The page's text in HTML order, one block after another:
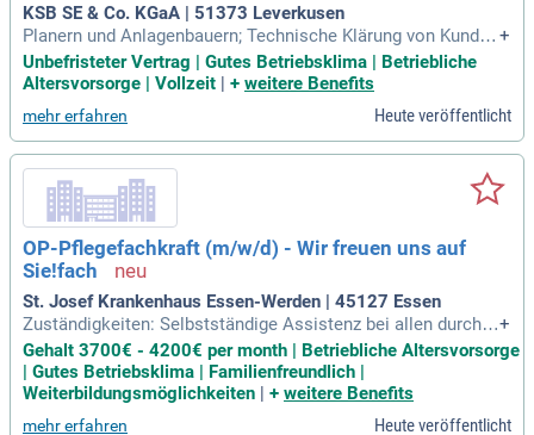
KSB SE & Co. KGaA | 51373 Leverkusen
Planern und Anlagenbauern; Technische Klärung von Kunden
anforderungen mit Herstellern und internen Fachabteilunge
n; Analyse von Markt- und Projektpotenzialen in der Region;
Bei administrativen Routinetätigkeiten unterstützt Dich unse
r KI-Assistent.
+
Unbefristeter Vertrag | Gutes Betriebsklima | Betriebliche
Altersvorsorge | Vollzeit | + weitere Benefits
mehr erfahren Heute veröffentlicht
OP-Pflegefachkraft (m/w/d) - Wir freuen uns auf
Sie!fach
St. Josef Krankenhaus Essen-Werden | 45127 Essen
Zuständigkeiten: Selbstständige Assistenz bei allen durchzu
führenden Operationen; :innentätigkeit bei allen durchzuführ
enden Operationen; Übernahme aller anfallenden Tätigkeiten
einer OP-Pflegefachkraft. Bewirb dich jetzt!
+
Gehalt 3700€ - 4200€ per month | Betriebliche Altersvorsorge
| Gutes Betriebsklima | Familienfreundlich |
Weiterbildungsmöglichkeiten | + weitere Benefits
mehr erfahren Heute veröffentlicht